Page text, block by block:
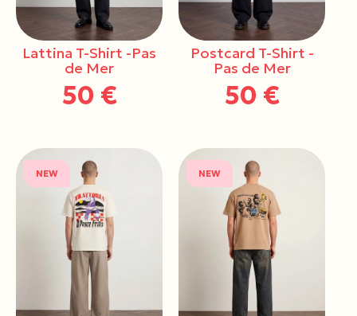
Lattina T-Shirt -Pas
de Mer
50 €
Postcard T-Shirt -
Pas de Mer
50 €
NEW NEW